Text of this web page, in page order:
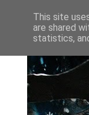
This site
are shared
statistics,